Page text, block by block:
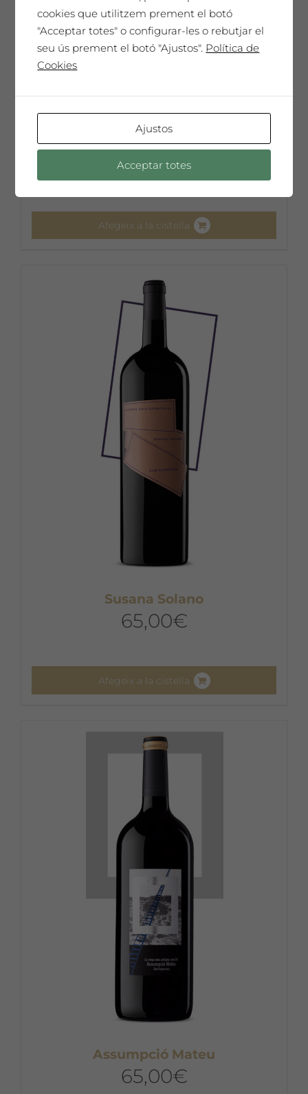
Esteve Casanoves
65,00€
Afegeix a la cistella
Susana Solano
65,00€
Afegeix a la cistella
Assumpció Mateu
65,00€
cookies que utilitzem prement el botó
"Acceptar totes" o configurar-les o rebutjar el
seu ús prement el botó "Ajustos". Política de
Cookies
Ajustos
Acceptar totes